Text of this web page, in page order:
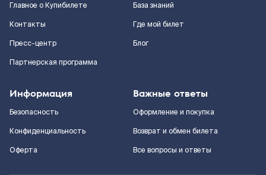
Главное о Купибилете
Контакты
Пресс-центр
Партнерская программа
База знаний
Где мой билет
Блог
Информация
Безопасность
Конфиденциальность
Оферта
Важные ответы
Оформление и покупка
Возврат и обмен билета
Все вопросы и ответы